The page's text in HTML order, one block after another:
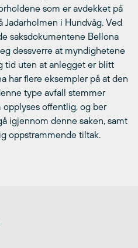
som er avdekket på
Jadarholmen i Hundvåg. Ved
saksdokumentene Bellona
dessverre at myndighetene
tid uten at anlegget er blitt
har flere eksempler på at den
type avfall stemmer
offentlig, og ber
igjennom denne saken, samt
oppstrammende tiltak.